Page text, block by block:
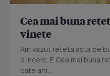
Cea mai buna
vinete
Am vazut reteta asta pe
o incerc. E Cea mai buna
cate am...